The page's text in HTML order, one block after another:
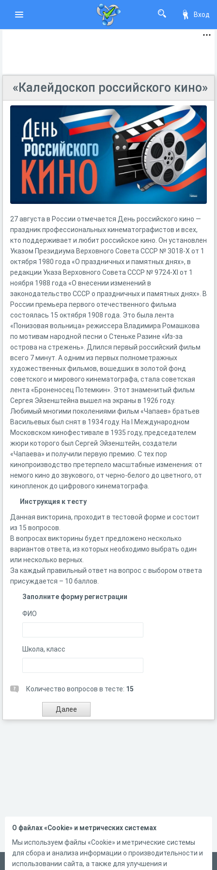
Вход
«Калейдоскоп российского кино»
27 августа в России отмечается День российского кино —
праздник профессиональных кинематографистов и всех,
кто поддерживает и любит российское кино. Он установлен
Указом Президиума Верховного Совета СССР № 3018-Х от 1
октября 1980 года «О праздничных и памятных днях», в
редакции Указа Верховного Совета СССР № 9724-XI от 1
ноября 1988 года «О внесении изменений в
законодательство СССР о праздничных и памятных днях». В
России премьера первого отечественного фильма
состоялась 15 октября 1908 года. Это была лента
«Понизовая вольница» режиссера Владимира Ромашкова
по мотивам народной песни о Стеньке Разине «Из-за
острова на стрежень». Длился первый российский фильм
всего 7 минут. А одним из первых полнометражных
художественных фильмов, вошедших в золотой фонд
советского и мирового кинематографа, стала советская
лента «Броненосец Потемкин». Этот знаменитый фильм
Сергея Эйзенштейна вышел на экраны в 1926 году.
Любимый многими поколениями фильм «Чапаев» братьев
Васильевых был снят в 1934 году. На I Международном
Московском кинофестивале в 1935 году, председателем
жюри которого был Сергей Эйзенштейн, создатели
«Чапаева» и получили первую премию. С тех пор
кинопроизводство претерпело масштабные изменения: от
немого кино до звукового, от черно-белого до цветного, от
кинопленок до цифрового кинематографа.
Инструкция к тесту
Данная викторина, проходит в тестовой форме и состоит
из 15 вопросов.
В вопросах викторины будет предложено несколько
вариантов ответа, из которых необходимо выбрать один
или несколько верных.
За каждый правильный ответ на вопрос с выбором ответа
присуждается – 10 баллов.
Заполните форму регистрации
ФИО
Школа, класс
Количество вопросов в тесте: 15
Русский
О файлах «Cookie» и метрических системах
Мы используем файлы «Cookie» и метрические системы
для сбора и анализа информации о производительности и
использовании сайта, а также для улучшения и